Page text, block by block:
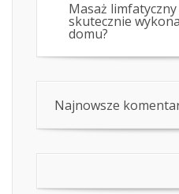
Masaż
skutecznie
domu?
Najnowsze